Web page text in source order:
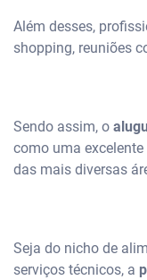
Além desses,
shopping, reuniões
Sendo assim, o
como uma
das mais diversas
Seja do nicho de
serviços técnicos, a